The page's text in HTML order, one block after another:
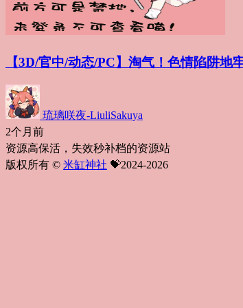
【3D/官中/动态/PC】淘气！色情陷阱地
琉璃咲夜-LiuliSakuya
2个月前
资源高保活，失效秒补档的资源站
版权所有 © 米缸神社 💝2024-2026